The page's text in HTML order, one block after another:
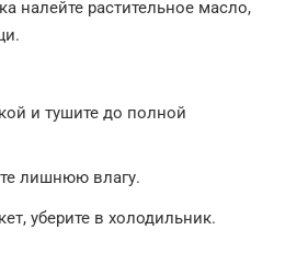
налейте растительное масло,
и тушите до полной
лишнюю влагу.
уберите в холодильник.